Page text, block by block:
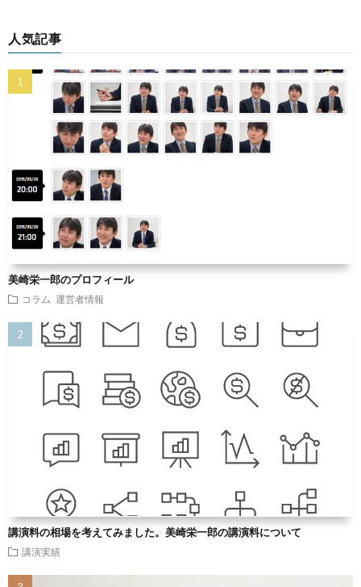
人気記事
美崎栄一郎のプロフィール
コラム 運営者情報
講演料の相場を考えてみました。美崎栄一郎の講演料について
講演実績